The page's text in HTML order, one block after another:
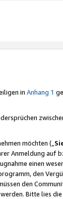
in Anhang 1
möchten („
Anmeldung auf
einen
den
den
Bitte lies